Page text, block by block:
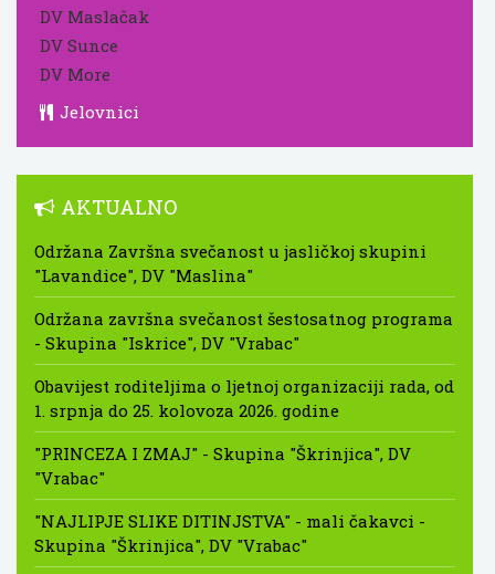
DV Maslačak
DV Sunce
DV More
Jelovnici
AKTUALNO
Održana Završna svečanost u jasličkoj skupini
"Lavandice", DV "Maslina"
Održana završna svečanost šestosatnog programa
- Skupina "Iskrice", DV "Vrabac"
Obavijest roditeljima o ljetnoj organizaciji rada, od
1. srpnja do 25. kolovoza 2026. godine
"PRINCEZA I ZMAJ" - Skupina "Škrinjica", DV
"Vrabac"
"NAJLIPJE SLIKE DITINJSTVA" - mali čakavci -
Skupina "Škrinjica", DV "Vrabac"